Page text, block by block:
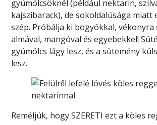
gyümölcsöknél (például nektarin,
kajszibarack), de sokoldalúsága miatt
szép. Próbálja ki bogyókkal, vékonyra
almával, mangóval és egyebekkel!
gyümölcs lágy lesz, és a sütemény
lesz.
Reméljük, hogy SZERETI ezt a köles